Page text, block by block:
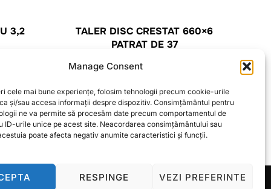
Manage Consent
cele mai bune experiențe, folosim tehnologii precum cookie-urile
și/sau accesa informații despre dispozitiv. Consimțământul pentru
ne va permite să procesăm date precum comportamentul de
ID-urile unice pe acest site. Neacordarea consimțământului sau
poate afecta negativ anumite caracteristici și funcții.
RESPINGE VEZI PREFERINTE
3,2
TALER DISC CRESTAT 660×6
PATRAT DE 37
201,99
CITEȘTE MAI MULT